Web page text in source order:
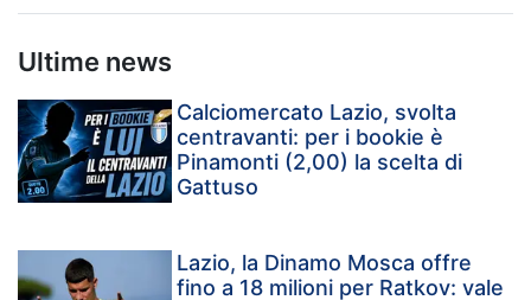
Ultime news
Calciomercato Lazio, svolta
centravanti: per i bookie è
Pinamonti (2,00) la scelta di
Gattuso
Lazio, la Dinamo Mosca offre
fino a 18 milioni per Ratkov: vale